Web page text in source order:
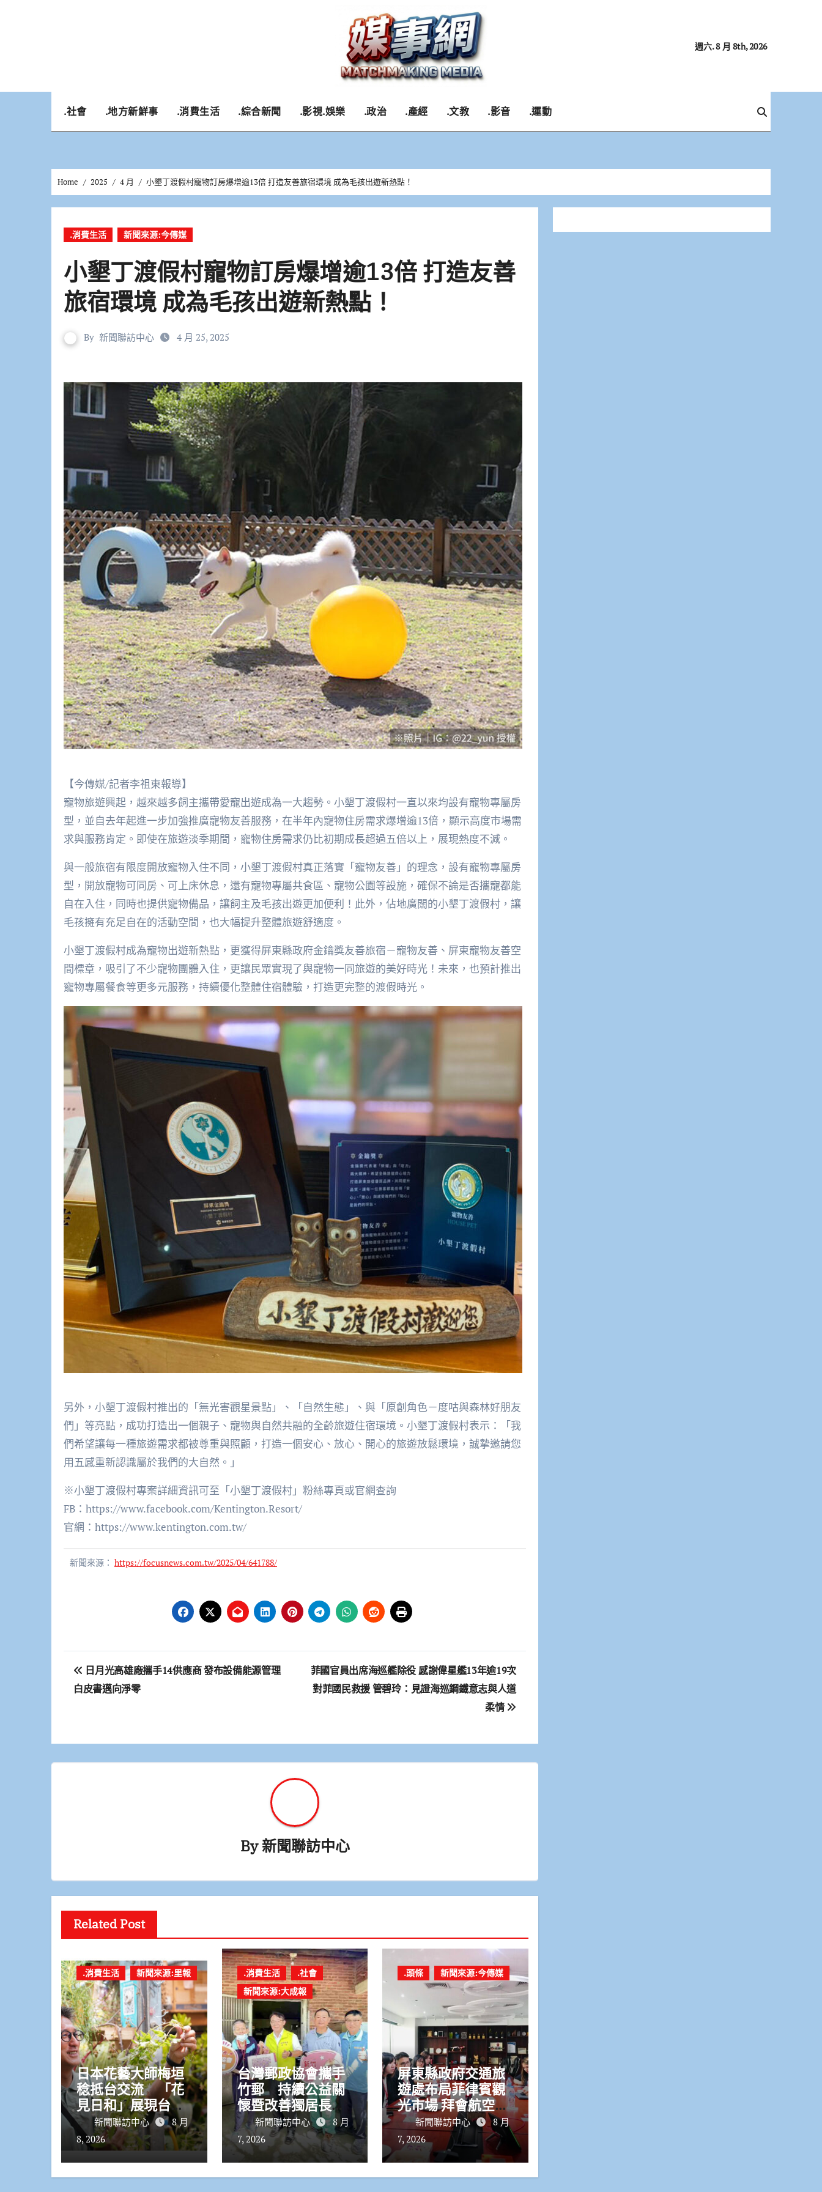
週六. 8 月 8th, 2026
.社會 .地方新鮮事 .消費生活 .綜合新聞 .影視.娛樂 .政治 .產經 .文教 .影音 .運動
Home 2025 4 月 小墾丁渡假村寵物訂房爆增逾13倍 打造友善旅宿環境 成為毛孩出遊新熱點！
.消費生活 新聞來源:今傳媒
小墾丁渡假村寵物訂房爆增逾13倍 打造友善
旅宿環境 成為毛孩出遊新熱點！
By 新聞聯訪中心 4 月 25, 2025
【今傳媒/記者李祖東報導】
寵物旅遊興起，越來越多飼主攜帶愛寵出遊成為一大趨勢。小墾丁渡假村一直以來均設有寵物專屬房
型，並自去年起進一步加強推廣寵物友善服務，在半年內寵物住房需求爆增逾13倍，顯示高度市場需
求與服務肯定。即使在旅遊淡季期間，寵物住房需求仍比初期成長超過五倍以上，展現熱度不減。
與一般旅宿有限度開放寵物入住不同，小墾丁渡假村真正落實「寵物友善」的理念，設有寵物專屬房
型，開放寵物可同房、可上床休息，還有寵物專屬共食區、寵物公園等設施，確保不論是否攜寵都能
自在入住，同時也提供寵物備品，讓飼主及毛孩出遊更加便利！此外，佔地廣闊的小墾丁渡假村，讓
毛孩擁有充足自在的活動空間，也大幅提升整體旅遊舒適度。
小墾丁渡假村成為寵物出遊新熱點，更獲得屏東縣政府金鑰獎友善旅宿－寵物友善、屏東寵物友善空
間標章，吸引了不少寵物團體入住，更讓民眾實現了與寵物一同旅遊的美好時光！未來，也預計推出
寵物專屬餐食等更多元服務，持續優化整體住宿體驗，打造更完整的渡假時光。
另外，小墾丁渡假村推出的「無光害觀星景點」、「自然生態」、與「原創角色－度咕與森林好朋友
們」等亮點，成功打造出一個親子、寵物與自然共融的全齡旅遊住宿環境。小墾丁渡假村表示：「我
們希望讓每一種旅遊需求都被尊重與照顧，打造一個安心、放心、開心的旅遊放鬆環境，誠摯邀請您
用五感重新認識屬於我們的大自然。」
※小墾丁渡假村專案詳細資訊可至「小墾丁渡假村」粉絲專頁或官網查詢
FB：https://www.facebook.com/Kentington.Resort/
官網：https://www.kentington.com.tw/
新聞來源： https://focusnews.com.tw/2025/04/641788/
文
章
覽
日月光高雄廠攜手14供應商 發布設備能源管理
白皮書邁向淨零
菲國官員出席海巡艦除役 感謝偉星艦13年逾19次
對菲國民救援 管碧玲：見證海巡鋼鐵意志與人道
柔情
By新聞聯訪中心
Related Post
.消費生活 新聞來源:里報
日本花藝大師梅垣
稔抵台交流 「花
見日和」展現台日
花藝文化魅力 8月8
日精彩展演登場
新聞聯訪中心
8 月
8, 2026
.消費生活
.社會
新聞來源:大成報
台灣郵政協會攜手
竹郵 持續公益關
懷暨改善獨居長者
居住環境傳遞溫暖
愛心
新聞聯訪中心
8 月
7, 2026
.頭條 新聞來源:今傳媒
屏東縣政府交通旅
遊處布局菲律賓觀
光市場 拜會航空公
司與旅遊巨頭共拓
國際客源
新聞聯訪中心
8 月
7, 2026